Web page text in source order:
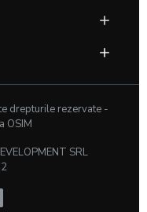
drepturile rezervate -
OSIM
SRL